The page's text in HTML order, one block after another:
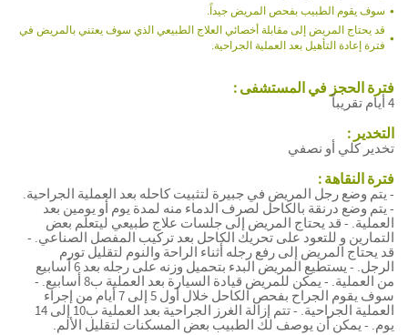
سوف يقوم الطبيب بفحص المريض جيداً.
قد يحتاج المريض إلى مقابلة أخصائي العلاج الطبيعي الذي سوف يعتني بالمريض في
فترة إعادة التأهيل بعد العملية الجراحية.
فترة الحجز في المستشفى :
4 أيام تقريباً
التخدير :
تخدير كلي أو نصفي
فترة النقاهة :
- يتم وضع رجل المريض في جبيرة لتثبيت كاحله بعد العملية الجراحية.
- يتم وضع درنقة بالكاحل لصرف الدماء منه لمدة يوم أو يومين بعد
العملية. - قد يحتاج المريض إلى جلسات علاج طبيعي ليتعلم بعض
التمارين و للتعود على تحريك الكاحل بعد تركيب المفصل الصناعي. -
قد يحتاج المريض إلى رفع رجله أثناء الراحة والنوم لتقليل تورم
الرجل. - يستطيع المريض البدء بتحميل وزنه على رجله بعد 6 أسابيع
من العملية. - يمكن للمريض قيادة السيارة بعد العملية ب8 أسابيع. -
سوف يقوم الجراح بفحص الكاحل خلال أول 5 إلى 7 أيام من إجراء
العملية الجراحية. - تتم إزالة الغرز الجراحية بعد العملية ب10 إلى 14
يوم. - يمكن أن يوصف لك الطبيب بعض المسكنات لتقليل الألم.
استبدال
مفصل
الكاحل
استبدال
مفصل
استبدال
مفصل
الكاحل